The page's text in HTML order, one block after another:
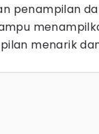
penampilan
menarik